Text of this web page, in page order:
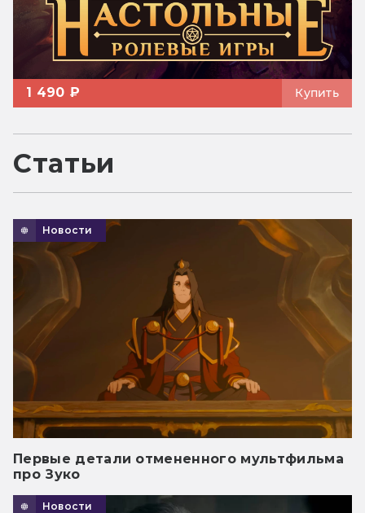
1 490 ₽ Купить
Статьи
Новости
Первые детали отмененного мультфильма
про Зуко
Новости